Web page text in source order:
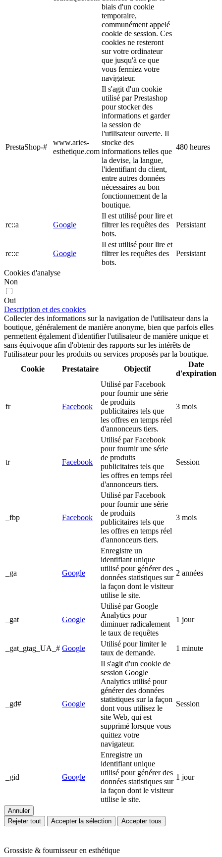
biais d'un cookie
temporaire,
communément appelé
cookie de session. Ces
cookies ne resteront
sur votre ordinateur
que jusqu'à ce que
vous fermiez votre
navigateur.
PrestaShop-#
www.aries-
esthetique.com
Il s'agit d'un cookie
utilisé par Prestashop
pour stocker des
informations et garder
la session de
l'utilisateur ouverte. Il
stocke des
informations telles que
la devise, la langue,
l'identifiant du client,
entre autres données
nécessaires au bon
fonctionnement de la
boutique.
480 heures
rc::a Google
Il est utilisé pour lire et
filtrer les requêtes des
bots.
Persistant
rc::c Google
Il est utilisé pour lire et
filtrer les requêtes des
bots.
Persistant
Cookies d'analyse
Non
Oui
Description et des cookies
Collecter des informations sur la navigation de l'utilisateur dans la
boutique, généralement de manière anonyme, bien que parfois elles
permettent également d'identifier l'utilisateur de manière unique et
sans équivoque afin d'obtenir des rapports sur les intérêts de
l'utilisateur pour les produits ou services proposés par la boutique.
Cookie
Prestataire Objectif
Date
d'expiration
fr Facebook
Utilisé par Facebook
pour fournir une série
de produits
publicitaires tels que
les offres en temps réel
d'annonceurs tiers.
3 mois
tr Facebook
Utilisé par Facebook
pour fournir une série
de produits
publicitaires tels que
les offres en temps réel
d'annonceurs tiers.
Session
_fbp Facebook
Utilisé par Facebook
pour fournir une série
de produits
publicitaires tels que
les offres en temps réel
d'annonceurs tiers.
3 mois
_ga Google
Enregistre un
identifiant unique
utilisé pour générer des
données statistiques sur
la façon dont le visiteur
utilise le site.
2 années
_gat Google
Utilisé par Google
Analytics pour
diminuer radicalement
le taux de requêtes
1 jour
_gat_gtag_UA_# Google
Utilisé pour limiter le
taux de demande.
1 minute
_gd# Google
Il s'agit d'un cookie de
session Google
Analytics utilisé pour
générer des données
statistiques sur la façon
dont vous utilisez le
site Web, qui est
supprimé lorsque vous
quittez votre
navigateur.
Session
_gid Google
Enregistre un
identifiant unique
utilisé pour générer des
données statistiques sur
la façon dont le visiteur
utilise le site.
1 jour
Annuler
Rejeter tout
Accepter la sélection Accepter tous
Grossiste & fournisseur en esthétique